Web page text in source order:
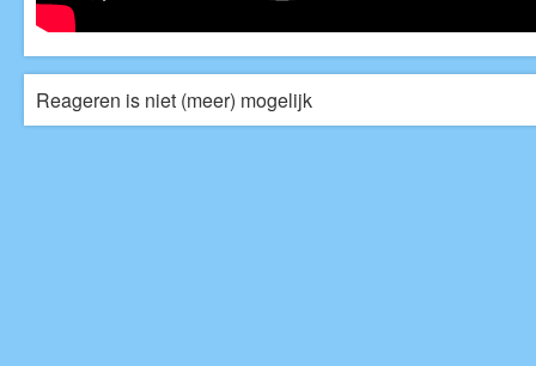
Reageren is niet (meer) mogelijk